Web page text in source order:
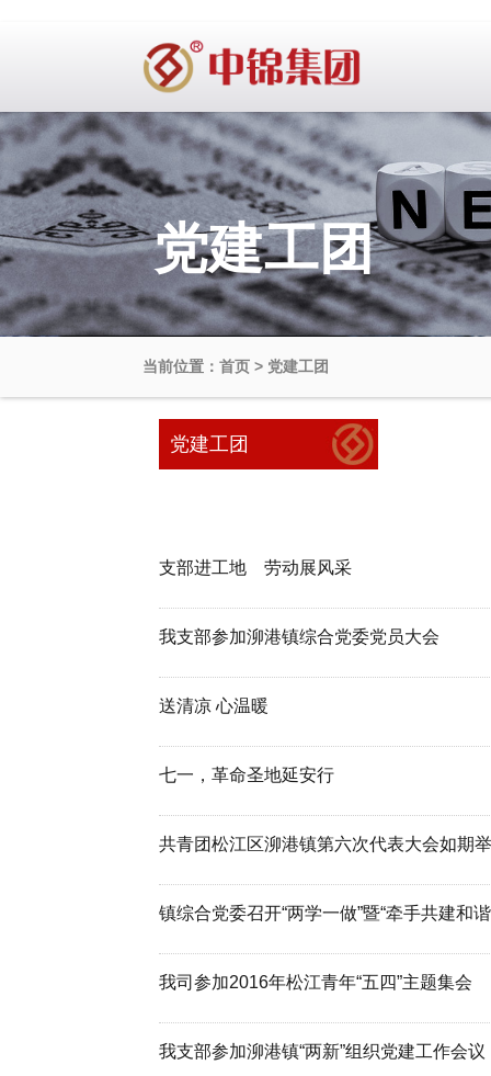
党建工团
当前位置：首页 > 党建工团
党建工团
支部进工地 劳动展风采
我支部参加泖港镇综合党委党员大会
送清凉 心温暖
七一，革命圣地延安行
共青团松江区泖港镇第六次代表大会如期
镇综合党委召开“两学一做”暨“牵手共建和
我司参加2016年松江青年“五四”主题集会
我支部参加泖港镇“两新”组织党建工作会议